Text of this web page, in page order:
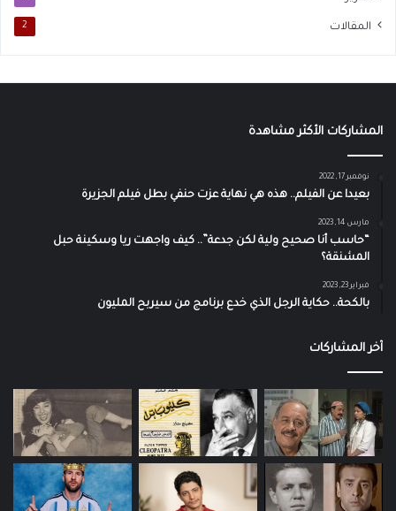
المقالات 2
المشاركات الأكثر مشاهدة
نوفمبر 17, 2022
بعيدا عن الفيلم.. هذه هي نهاية عزت حنفي بطل فيلم الجزيرة
مارس 14, 2023
“حاسب أنا صحيح ولية لكن جدعة”.. كيف واجهت ريا وسكينة حبل
المشنقة؟
فبراير 23, 2023
بالكحة.. حكاية الرجل الذي خدع برنامج من سيربح المليون
آخر المشاركات